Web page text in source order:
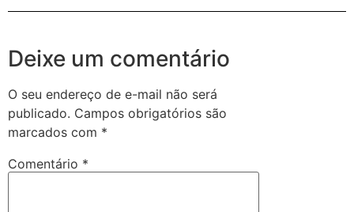
Deixe um comentário
O seu endereço de e-mail não será
publicado. Campos obrigatórios são
marcados com *
Comentário *